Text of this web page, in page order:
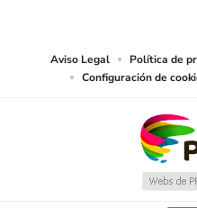
Aviso Legal Política de
Configuración de